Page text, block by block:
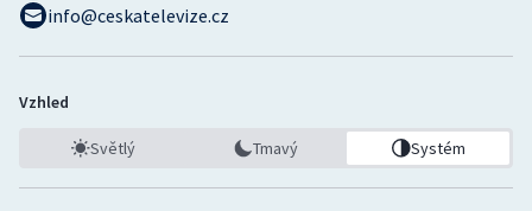
info@ceskatelevize.cz
Vzhled
Světlý Tmavý Systém